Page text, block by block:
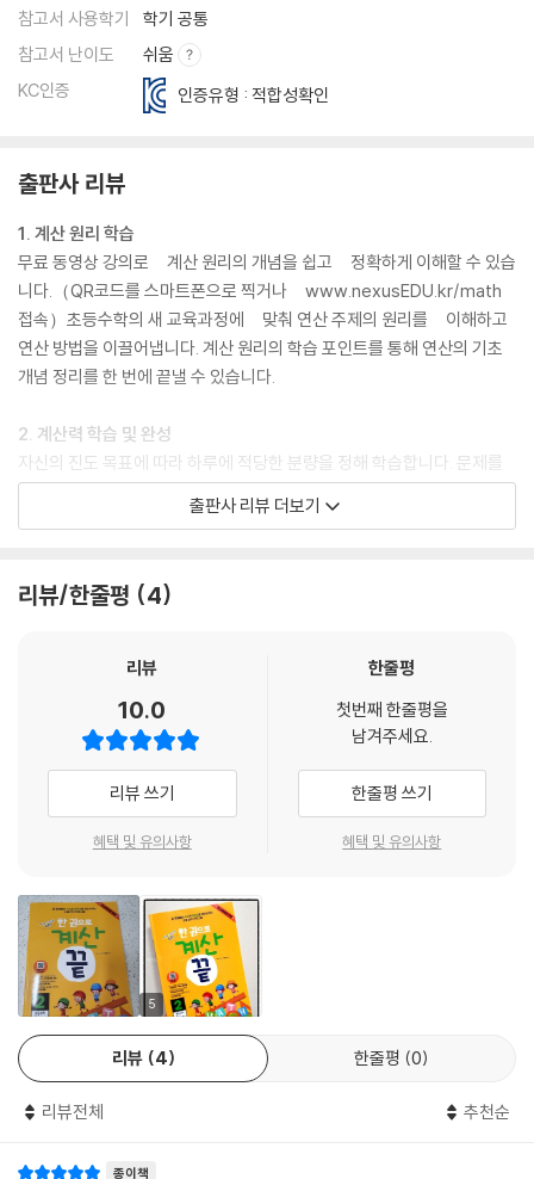
참고서 사용학기
학기 공통
참고서 난이도
쉬움
KC인증
인증유형 : 적합성확인
출판사 리뷰
1. 계산 원리 학습
무료 동영상 강의로 계산 원리의 개념을 쉽고 정확하게 이해할 수 있습
니다.（QR코드를 스마트폰으로 찍거나 www.nexusEDU.kr/math
접속）초등수학의 새 교육과정에 맞춰 연산 주제의 원리를 이해하고
연산 방법을 이끌어냅니다. 계산 원리의 학습 포인트를 통해 연산의 기초
개념 정리를 한 번에 끝낼 수 있습니다.
2. 계산력 학습 및 완성
자신의 진도 목표에 따라 하루에 적당한 분량을 정해 학습합니다. 문제를
풀 때 걸리는 시간을
정확히 측정하고 기록해 보세요. 계산력+연산력+기초 수학 실력 향상을
3. 스페셜 레슨 및 실력 체크
(Special Lesson)에 정리하였습니다. 학습 중간과 마지막에 나오는 실
탄탄하게 점검할 수 있습니다.
‘한 권으로 계산 끝’만의 차별화된 서비스
(www.nexusEDU.kr/math / QR 코드)
2. 무료 동영상 강의
3. 초시계
4. 문제풀이 과정
5. 마무리 평가
6. 추가 문제
출판사 리뷰 더보기
리뷰/한줄평 4
리뷰
10.0
리뷰 쓰기
혜택 및 유의사항
한줄평
첫번째 한줄평을
남겨주세요.
한줄평 쓰기
혜택 및 유의사항
5
리뷰 4 한줄평 0
리뷰전체 추천순
종이책